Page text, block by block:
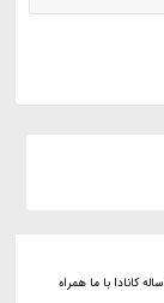
برای دیدار از شگفتی های کشور زیبای کانادا و دریافت ویزای مولتی 5 ساله کانادا با ما همراه